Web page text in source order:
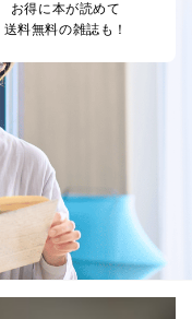
お得に本が読めて
送料無料の雑誌も！